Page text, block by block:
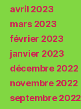
avril 2023
mars 2023
février 2023
janvier 2023
décembre 2022
novembre 2022
septembre 2022